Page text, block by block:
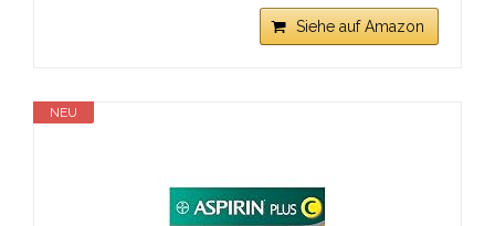
Siehe auf Amazon
NEU